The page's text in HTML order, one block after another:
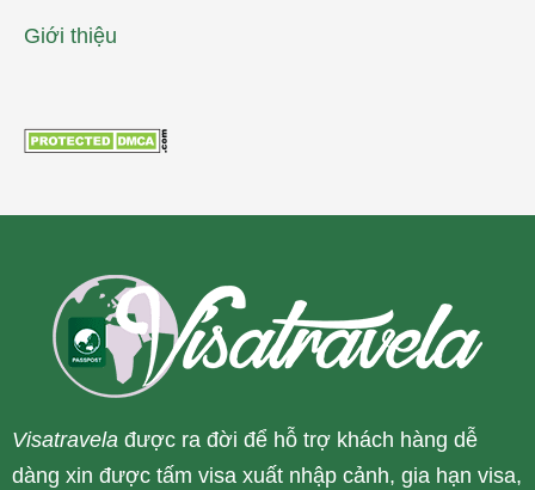
Giới thiệu
Visatravela được ra đời để hỗ trợ khách hàng dễ
dàng xin được tấm visa xuất nhập cảnh, gia hạn visa,